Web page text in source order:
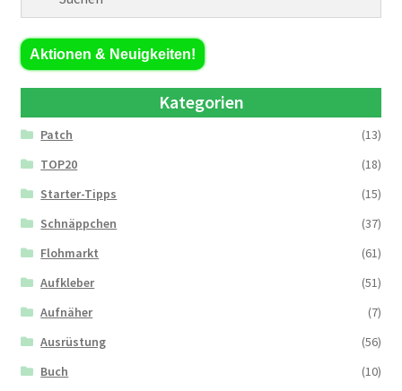
Aktionen & Neuigkeiten!
Kategorien
Patch
(13)
TOP20
(18)
Starter-Tipps
(15)
Schnäppchen
(37)
Flohmarkt
(61)
Aufkleber
(51)
Aufnäher
(7)
Ausrüstung
(56)
Buch
(10)